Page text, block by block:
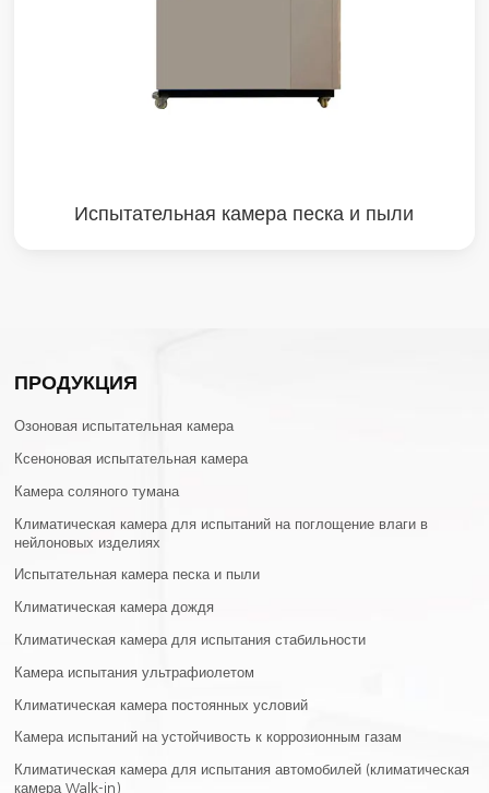
Испытательная камера песка и пыли
ПРОДУКЦИЯ
Озоновая испытательная камера
Ксеноновая испытательная камера
Камера соляного тумана
Климатическая камера для испытаний на поглощение влаги в
нейлоновых изделиях
Испытательная камера песка и пыли
Климатическая камера дождя
Климатическая камера для испытания стабильности
Камера испытания ультрафиолетом
Климатическая камера постоянных условий
Камера испытаний на устойчивость к коррозионным газам
Климатическая камера для испытания автомобилей (климатическая
камера Walk-in)